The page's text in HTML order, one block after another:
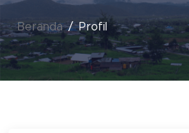
Beranda Profil